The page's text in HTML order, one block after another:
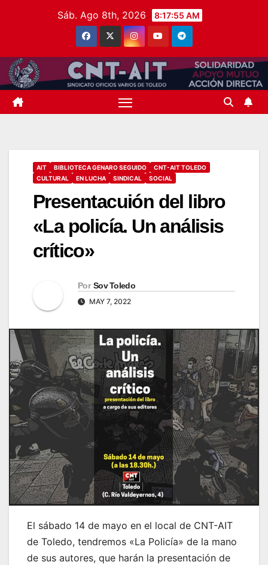
Sáb. Ago 8th, 2026 8:17:55 AM
AIT BIBLIOTECA GENARO SEGUIDO
CNT-AIT TOLEDO
CULTURAL
EN LUCHA SINDICAL SOCIAL
Presentacuión del libro
«La policía. Un análisis
crítico»
Por Sov Toledo
MAY 7, 2022
El sábado 14 de mayo en el local de CNT-AIT
de Toledo, tendremos «La Policía» de la mano
de sus autores, que harán la presentación de